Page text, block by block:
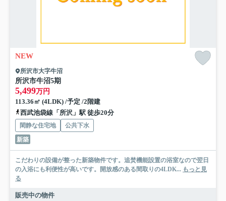
NEW
所沢市大字牛沼
所沢市牛沼5期
5,499万円
113.36㎡ (4LDK) /予定 /2階建
西武池袋線「所沢」駅 徒歩20分
閑静な住宅地
公共下水
新築
こだわりの設備が整った新築物件です。追焚機能設置の浴室なので翌日
の入浴にも利便性が高いです。開放感のある間取りの4LDK... もっと見
る
販売中の物件